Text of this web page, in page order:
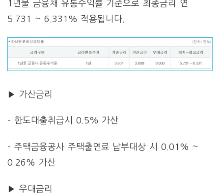
1년물 금융채 유통수익률 기준으로 최종금리 연
5.731 ~ 6.331% 적용됩니다.
▶ 가산금리
– 한도대출취급시 0.5% 가산
– 주택금융공사 주택출연료 납부대상 시 0.01% ~
0.26% 가산
▶ 우대금리